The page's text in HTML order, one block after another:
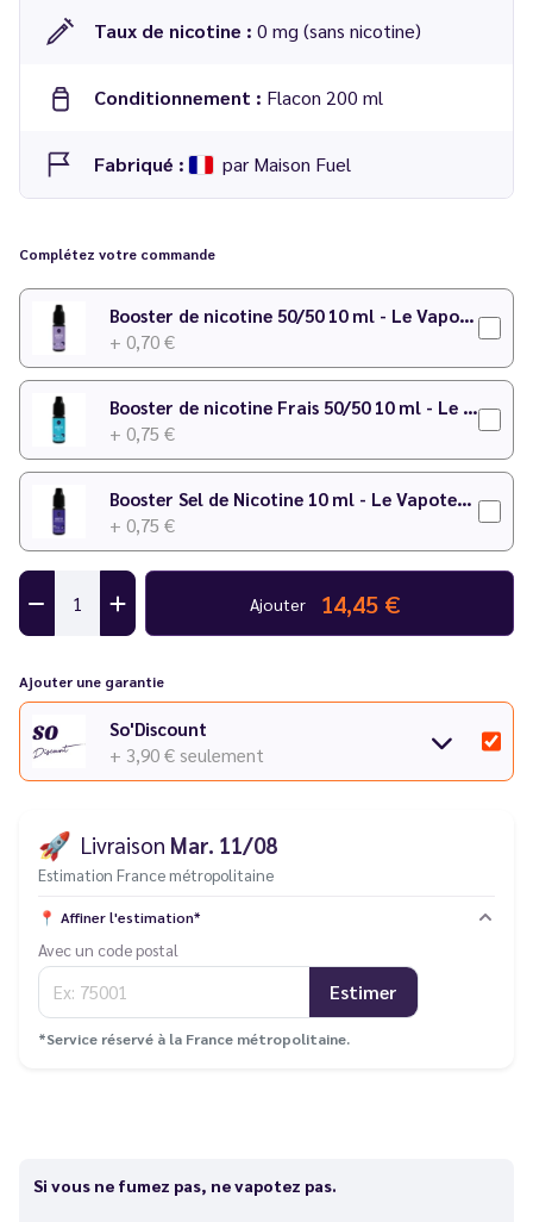
Taux de nicotine : 0 mg (sans nicotine)
Conditionnement : Flacon 200 ml
Fabriqué : par Maison Fuel
Complétez votre commande
Booster de nicotine 50/50 10 ml - Le Vapoteur Discount
+ 0,70 €
Booster de nicotine Frais 50/50 10 ml - Le Vapoteur Discount
+ 0,75 €
Booster Sel de Nicotine 10 ml - Le Vapoteur Discount
+ 0,75 €
Ajouter 14,45 €
Ajouter une garantie
So'Discount
+ 3,90 € seulement
🚀 Livraison Mar. 11/08
Estimation France métropolitaine
📍 Affiner l'estimation*
Avec un code postal
Estimer
*Service réservé à la France métropolitaine.
Si vous ne fumez pas, ne vapotez pas.